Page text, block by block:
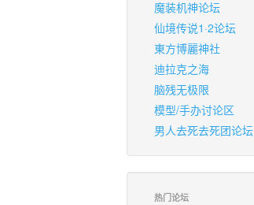
魔装机神论坛
仙境传说1·2论坛
東方博麗神社
迪拉克之海
脑残无极限
模型/手办讨论区
男人去死去死团论坛
热门论坛